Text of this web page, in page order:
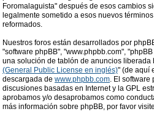
Foromalaguista" después de esos cambios
legalmente sometido a esos nuevos
reformados.
Nuestros foros están desarrollados por
"software phpBB", "www.phpbb.com",
una solución de tablón de anuncios liberada
(General Public License en inglés)" (de aquí
descargada de www.phpbb.com. El software
discusiones basadas en Internet y la GPL
aprobamos y/o desaprobamos como
más información sobre phpBB, por favor